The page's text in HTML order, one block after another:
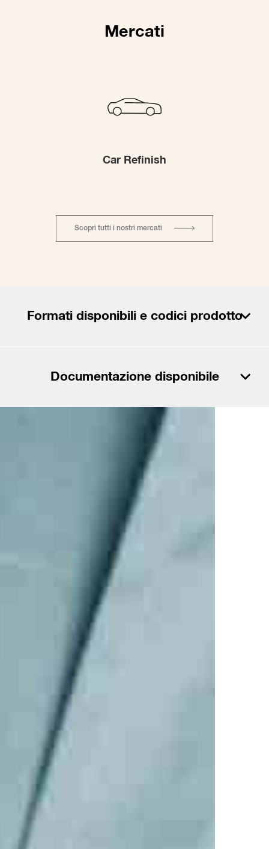
Mercati
Car Refinish
Scopri tutti i nostri mercati
Formati disponibili e codici prodotto
Scarica il PDF
Scarica in formato CSV
Documentazione disponibile
Documenti